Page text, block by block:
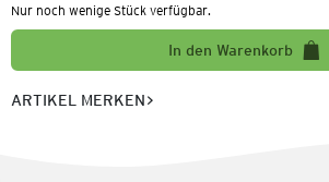
Nur noch wenige Stück verfügbar.
In den Warenkorb
ARTIKEL MERKEN